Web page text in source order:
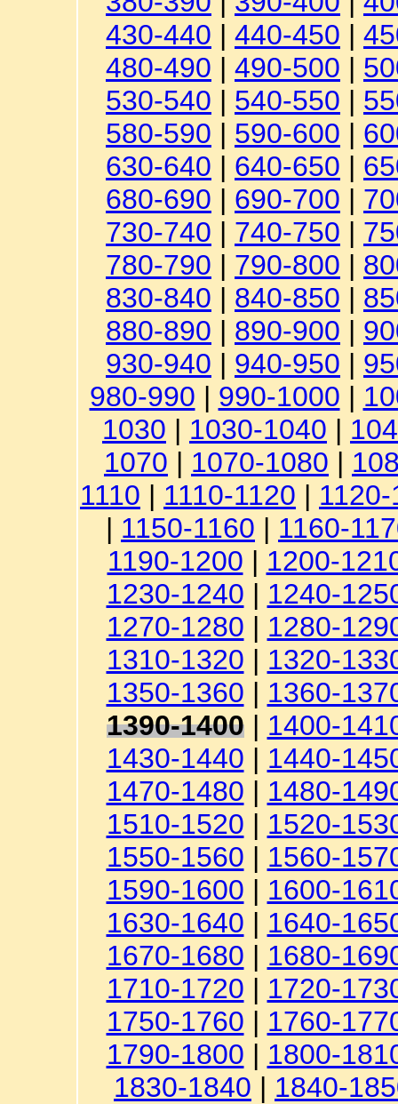
430-440 | 440-450 |
480-490 | 490-500 |
530-540 | 540-550 |
580-590 | 590-600 |
630-640 | 640-650 |
680-690 | 690-700 |
730-740 | 740-750 |
780-790 | 790-800 |
830-840 | 840-850 |
880-890 | 890-900 |
930-940 | 940-950 |
980-990 | 990-1000 |
1030 | 1030-1040 |
1070 | 1070-1080 |
1110 | 1110-1120 |
| 1150-1160 | 1160-
1190-1200 | 1200-
1230-1240 | 1240-
1270-1280 | 1280-
1310-1320 | 1320-
1350-1360 | 1360-
1390-1400| 1400-
1430-1440 | 1440-
1470-1480 | 1480-
1510-1520 | 1520-
1550-1560 | 1560-
1590-1600 | 1600-
1630-1640 | 1640-
1670-1680 | 1680-
1710-1720 | 1720-
1750-1760 | 1760-
1790-1800 | 1800-
1830-1840 | 1840-